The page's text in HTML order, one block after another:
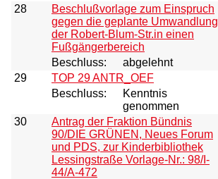
28
Beschlußvorlage zum Einspruch
gegen die geplante Umwandlung
der Robert-Blum-Str.in einen
Fußgängerbereich
Beschluss:
abgelehnt
29
TOP 29 ANTR_OEF
Beschluss:
Kenntnis
genommen
30
Antrag der Fraktion Bündnis
90/DIE GRÜNEN, Neues Forum
und PDS, zur Kinderbibliothek
Lessingstraße Vorlage-Nr.: 98/I-
44/A-472